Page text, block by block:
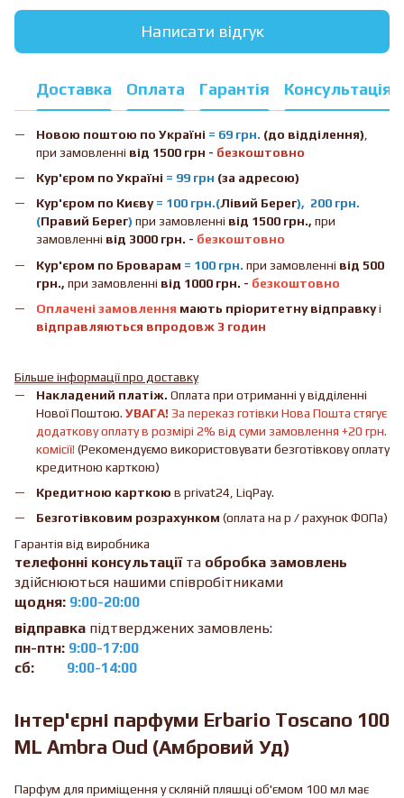
Написати відгук
Доставка Оплата Гарантія Консультація
Новою поштою по Україні = 69 грн. (до відділення)
при замовленні від 1500 грн - безкоштовно
Кур'єром по Україні = 99 грн (за адресою)
Кур'єром по Києву= 100 грн.(Лівий Берег), 200 грн.
(Правий Берег) при замовленні від 1500 грн., при
замовленні від 3000 грн. - безкоштовно
Кур'єром по Броварам = 100 грн. при замовленні від 500
грн., при замовленні від 1000 грн. - безкоштовно
Оплачені замовлення мають пріоритетну відправкуі
відправляються впродовж 3 годин
Більше інформації про доставку
Накладений платіж. Оплата при отриманні у відділенні
Нової Поштою. УВАГА! За переказ готівки Нова Пошта стягує
додаткову оплату в розмірі 2% від суми замовлення +20 грн.
комісії! (Рекомендуємо використовувати безготівкову оплату
кредитною карткою)
Кредитною карткою в privat24, LiqPay.
Безготівковим розрахунком (оплата на р / рахунок ФОПа)
Гарантія від виробника
телефонні консультації та обробка замовлень
здійснюються нашими співробітниками
щодня: 9:00-20:00
відправка підтверджених замовлень:
пн-птн: 9:00-17:00
сб:
9:00-14:00
Інтер'єрні парфуми Erbario Toscano 100
ML Ambra Oud (Амбровий Уд)
Парфум для приміщення у скляній пляшці об'ємом 100 мл має